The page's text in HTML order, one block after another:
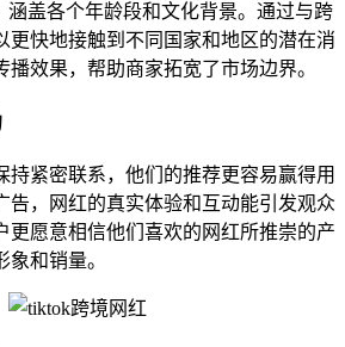
涵盖各个年龄段和文化背景。通过与跨
更快地接触到不同国家和地区的潜在消
播效果，帮助商家拓宽了市场边界。
持紧密联系，他们的推荐更容易赢得用
告，网红的真实体验和互动能引发观众
更愿意相信他们喜欢的网红所推崇的产
和销量。